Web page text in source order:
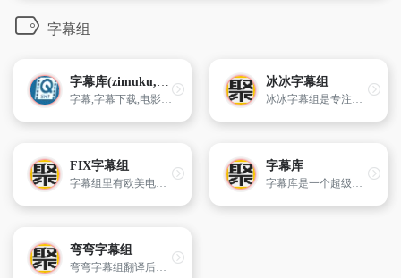
字幕组
字幕库(zimuku,SrtKu) -- 字幕下载网站
字幕,字幕下载,电影字幕下载,美剧字幕下载,韩剧字幕下载,中文字幕下载
冰冰字幕组
冰冰字幕组是专注英剧、英国纪录片、经典英剧的。支持多网盘下载影视资源。访问速度快。
FIX字幕组
字幕组里有欧美电影/剧集、德语、日语、韩语、法语等语种，支持多网盘下载影视资源。访问速度快。
字幕库
字幕库是一个超级丰富的影视字幕网站，包含了国内外的电影和电视剧等影视字幕资源。 网站按照电影字幕、美剧字幕、近期热门、上传字幕等4大分类。比如它的最近字幕为大家提供了中英文最新的字幕资源，点击右上角的“上传字幕”就可以分享自己的字幕文件。 字幕库提供的所有字幕文件的上传时间、下载数量、支持的语种，质量、来源（官方翻译或个人原创翻译）等信息。
弯弯字幕组
弯弯字幕组翻译后的影片同时也提供夸克网盘的下载，无论需要字幕和资源的都可以关注弯弯字幕组官网。